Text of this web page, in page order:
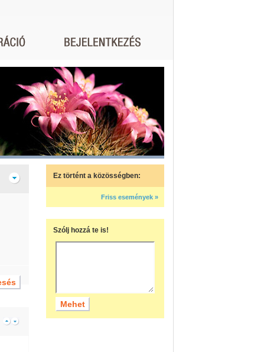
Ez történt a közösségben:
Friss események »
Szólj hozzá te is!